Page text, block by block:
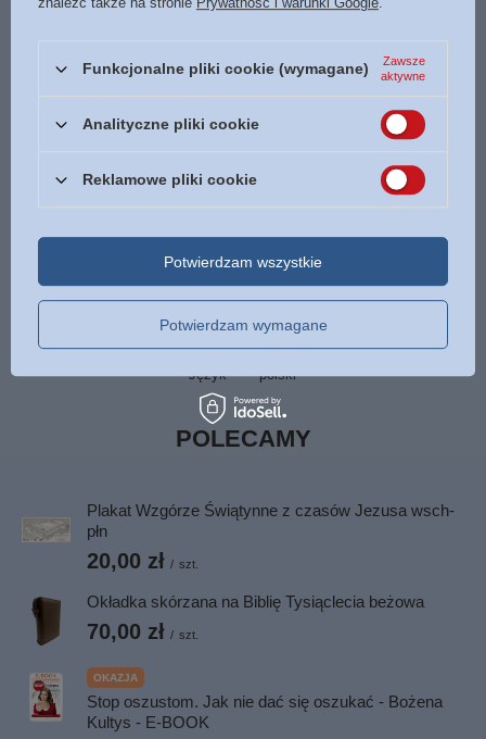
Symbol 9788394498009
Tłumaczenie
Format
złote tłoczenia
Język polski
POLECAMY
Plakat Wzgórze Świątynne z czasów Jezusa wsch-
płn
20,00 zł / szt.
Okładka skórzana na Biblię Tysiąclecia beżowa
70,00 zł / szt.
OKAZJA
Stop oszustom. Jak nie dać się oszukać - Bożena
Kultys - E-BOOK
Funkcjonalne pliki cookie (wymagane)
Zawsze
aktywne
Analityczne pliki cookie
Reklamowe pliki cookie
Potwierdzam wymagane
Potwierdzam wszystkie